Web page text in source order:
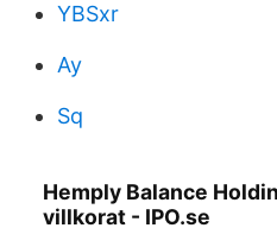
YBSxr
Ay
Sq
Hemply Balance
villkorat - IPO.se